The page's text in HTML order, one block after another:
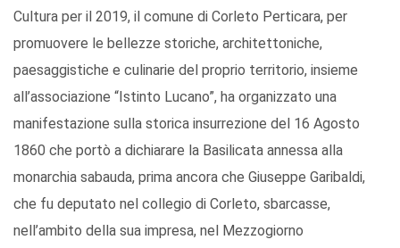
Cultura per il 2019, il comune di Corleto Perticara, per
promuovere le bellezze storiche, architettoniche,
paesaggistiche e culinarie del proprio territorio, insieme
all’associazione “Istinto Lucano”, ha organizzato una
manifestazione sulla storica insurrezione del 16 Agosto
1860 che portò a dichiarare la Basilicata annessa alla
monarchia sabauda, prima ancora che Giuseppe Garibaldi,
che fu deputato nel collegio di Corleto, sbarcasse,
nell’ambito della sua impresa, nel Mezzogiorno